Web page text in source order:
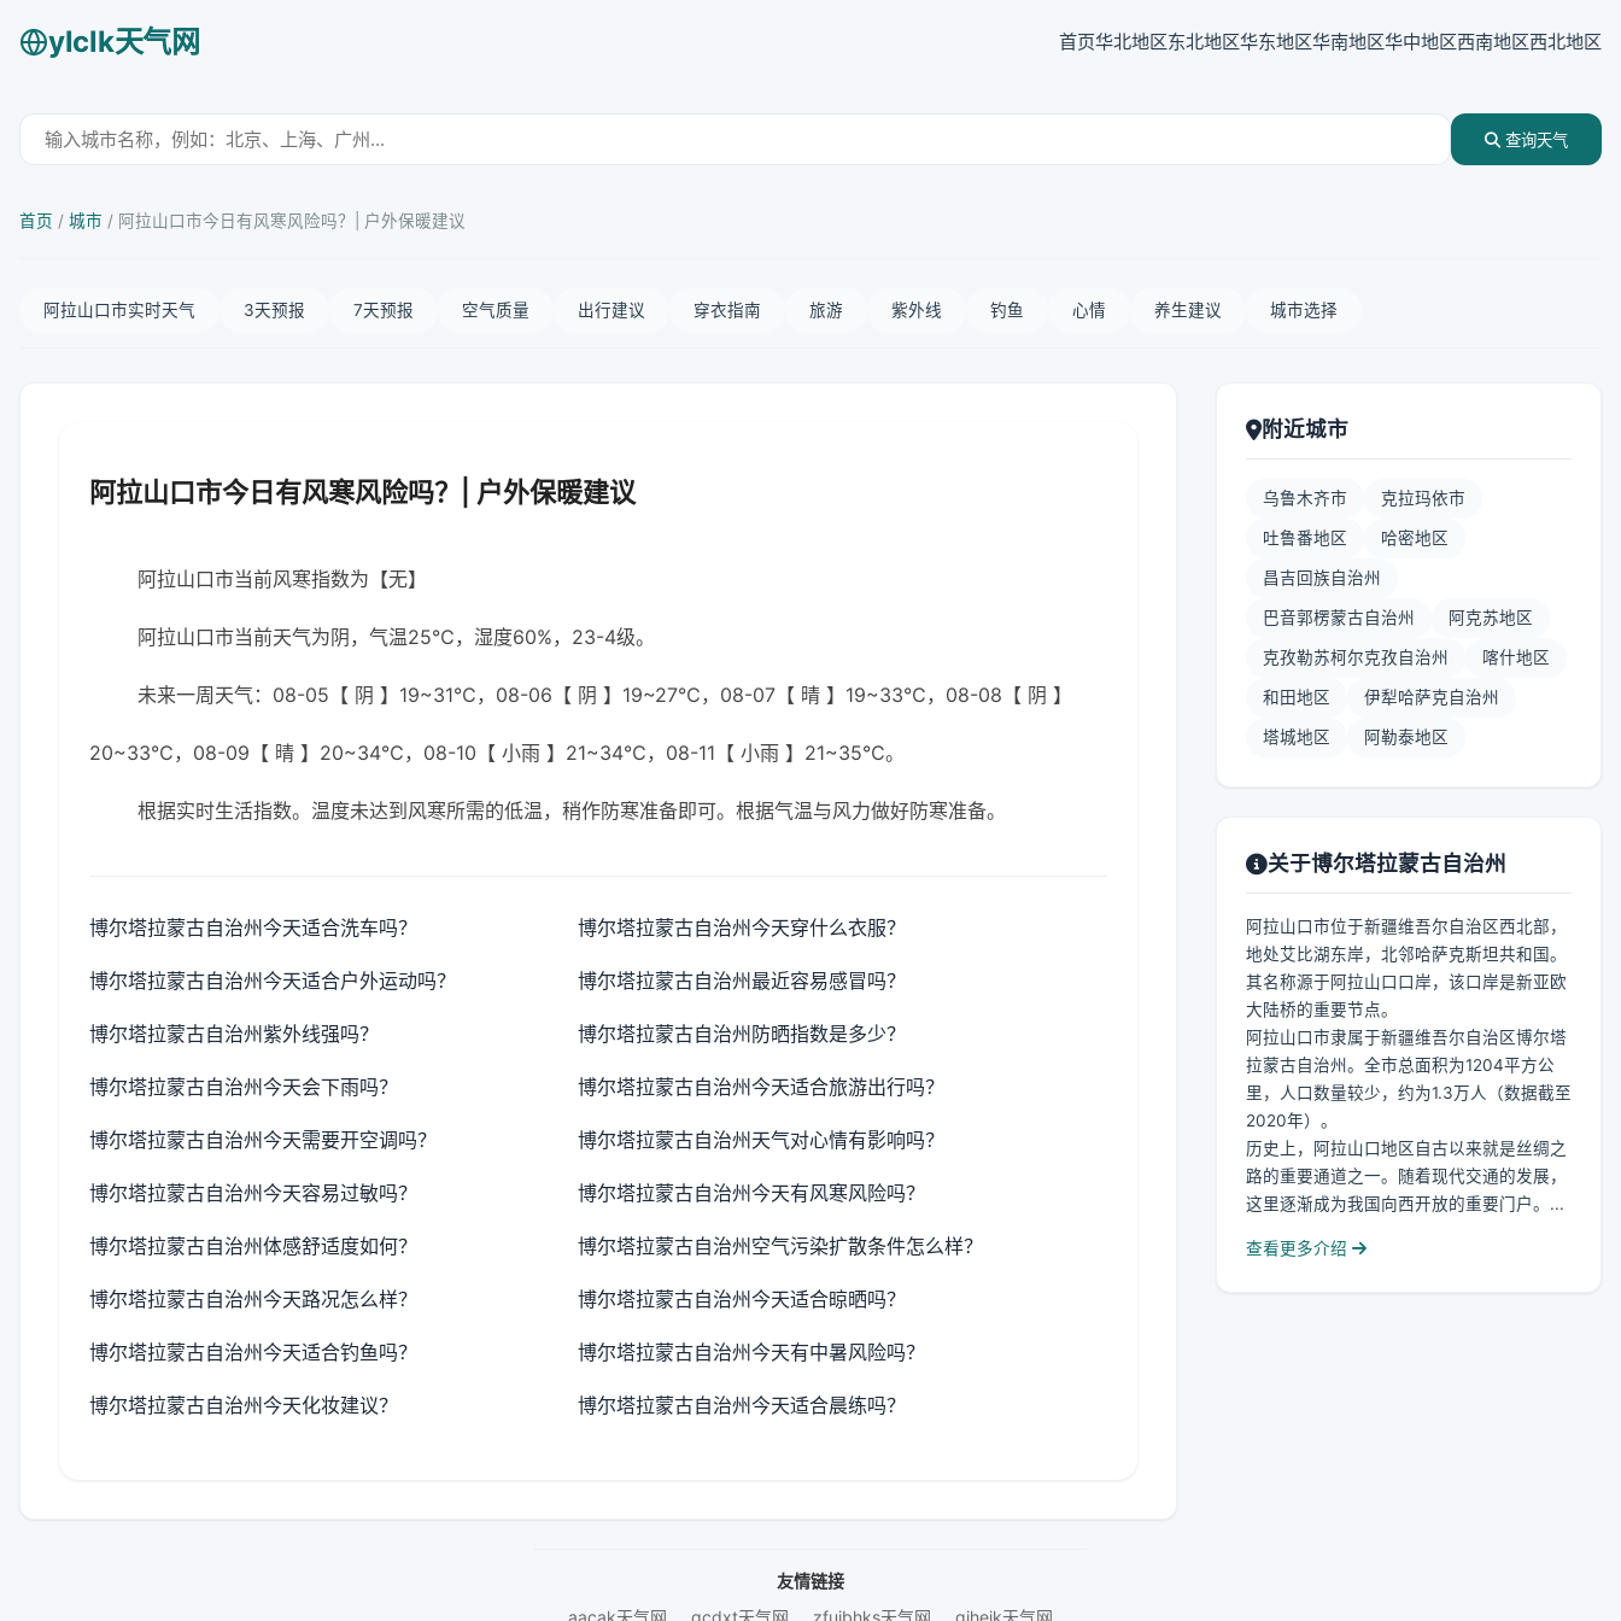
ylclk天气网 首页华北地区东北地区华东地区华南地区华中地区西南地区西北地区
查询天气
首页 / 城市 / 阿拉山口市今日有风寒风险吗？| 户外保暖建议
阿拉山口市实时天气 3天预报 7天预报 空气质量 出行建议 穿衣指南 旅游 紫外线 钓鱼 心情 养生建议 城市选择
阿拉山口市今日有风寒风险吗？| 户外保暖建议
阿拉山口市当前风寒指数为【无】
阿拉山口市当前天气为阴，气温25℃，湿度60%，23-4级。
未来一周天气：08-05【 阴 】19~31℃，08-06【 阴 】19~27℃，08-07【 晴 】19~33℃，08-08【 阴 】
20~33℃，08-09【 晴 】20~34℃，08-10【 小雨 】21~34℃，08-11【 小雨 】21~35℃。
根据实时生活指数。温度未达到风寒所需的低温，稍作防寒准备即可。根据气温与风力做好防寒准备。
博尔塔拉蒙古自治州今天适合洗车吗？ 博尔塔拉蒙古自治州今天穿什么衣服？
博尔塔拉蒙古自治州今天适合户外运动吗？ 博尔塔拉蒙古自治州最近容易感冒吗？
博尔塔拉蒙古自治州紫外线强吗？ 博尔塔拉蒙古自治州防晒指数是多少？
博尔塔拉蒙古自治州今天会下雨吗？ 博尔塔拉蒙古自治州今天适合旅游出行吗？
博尔塔拉蒙古自治州今天需要开空调吗？ 博尔塔拉蒙古自治州天气对心情有影响吗？
博尔塔拉蒙古自治州今天容易过敏吗？ 博尔塔拉蒙古自治州今天有风寒风险吗？
博尔塔拉蒙古自治州体感舒适度如何？ 博尔塔拉蒙古自治州空气污染扩散条件怎么样？
博尔塔拉蒙古自治州今天路况怎么样？ 博尔塔拉蒙古自治州今天适合晾晒吗？
博尔塔拉蒙古自治州今天适合钓鱼吗？ 博尔塔拉蒙古自治州今天有中暑风险吗？
博尔塔拉蒙古自治州今天化妆建议？ 博尔塔拉蒙古自治州今天适合晨练吗？
附近城市
乌鲁木齐市 克拉玛依市
吐鲁番地区 哈密地区
昌吉回族自治州
巴音郭楞蒙古自治州 阿克苏地区
克孜勒苏柯尔克孜自治州 喀什地区
和田地区 伊犁哈萨克自治州
塔城地区 阿勒泰地区
关于博尔塔拉蒙古自治州
阿拉山口市位于新疆维吾尔自治区西北部，
地处艾比湖东岸，北邻哈萨克斯坦共和国。
其名称源于阿拉山口口岸，该口岸是新亚欧
大陆桥的重要节点。
阿拉山口市隶属于新疆维吾尔自治区博尔塔
拉蒙古自治州。全市总面积为1204平方公
里，人口数量较少，约为1.3万人（数据截至
2020年）。
历史上，阿拉山口地区自古以来就是丝绸之
路的重要通道之一。随着现代交通的发展，
这里逐渐成为我国向西开放的重要门户。...
查看更多介绍
友情链接
aacak天气网
gcdxt天气网 zfujbhks天气网 giheik天气网